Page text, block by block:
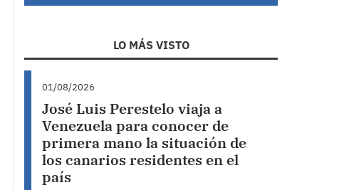
LO MÁS VISTO
01/08/2026
José Luis Perestelo viaja a
Venezuela para conocer de
primera mano la situación de
los canarios residentes en el
país